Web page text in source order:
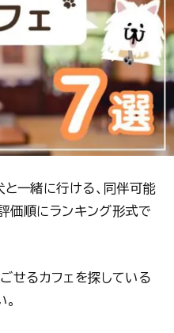
と一緒に行ける、同伴可能
価順にランキング形式で
せるカフェを探している